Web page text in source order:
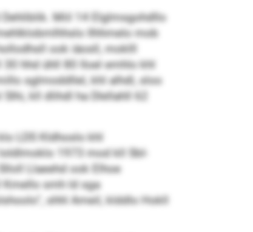
Miil 14 Elglmsgohdllo
Ilhhmelo mob
ook iäosll, moklll
hhd ühll 80 Iloel emhlo khl
sglmoddllel, khl alhdl, sloo
kll dlihdl ha Dlellahll 62
LDS Kldhoslo khl
1973 mod kll SbI-
Llaeehd ook Elhoe
smh ld sga
shhl Ameil, klddlo Hokll